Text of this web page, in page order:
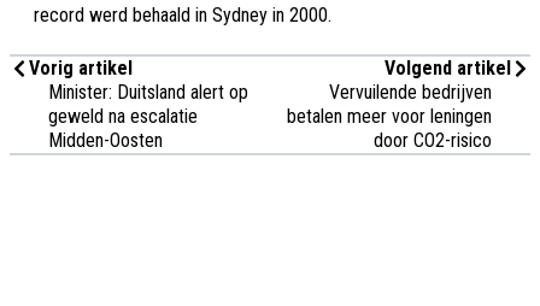
record werd behaald in Sydney in 2000.
Vorig artikel
Minister: Duitsland alert op
geweld na escalatie
Midden-Oosten
Volgend artikel
Vervuilende bedrijven
betalen meer voor leningen
door CO2-risico